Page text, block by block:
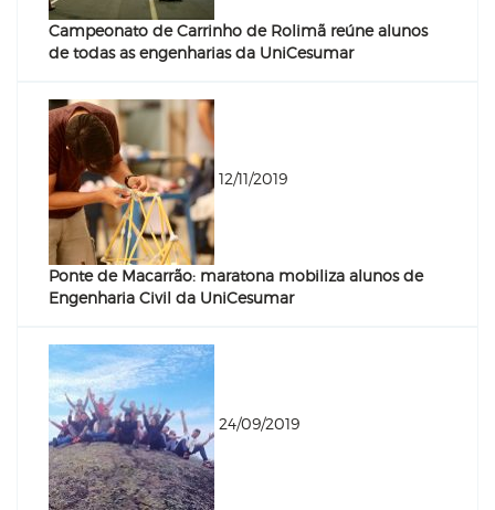
Campeonato de Carrinho de Rolimã reúne alunos
de todas as engenharias da UniCesumar
12/11/2019
Ponte de Macarrão: maratona mobiliza alunos de
Engenharia Civil da UniCesumar
24/09/2019